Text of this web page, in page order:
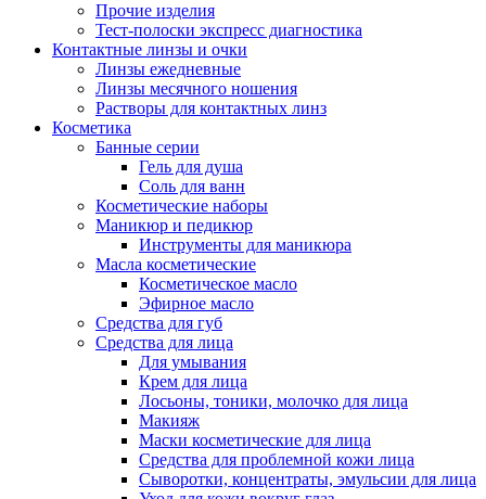
Прочие изделия
Тест-полоски экспресс диагностика
Контактные линзы и очки
Линзы ежедневные
Линзы месячного ношения
Растворы для контактных линз
Косметика
Банные серии
Гель для душа
Соль для ванн
Косметические наборы
Маникюр и педикюр
Инструменты для маникюра
Масла косметические
Косметическое масло
Эфирное масло
Средства для губ
Средства для лица
Для умывания
Крем для лица
Лосьоны, тоники, молочко для лица
Макияж
Маски косметические для лица
Средства для проблемной кожи лица
Сыворотки, концентраты, эмульсии для лица